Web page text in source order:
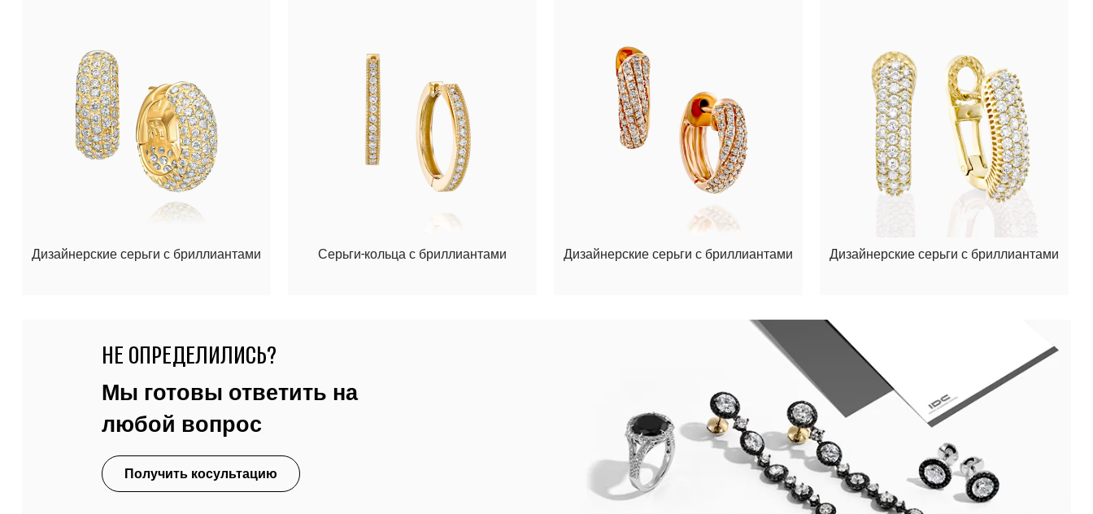
Дизайнерские серьги с бриллиантами Серьги-кольца с бриллиантами Дизайнерские серьги с бриллиантами Дизайнерские серьги с бриллиантами
НЕ ОПРЕДЕЛИЛИСЬ?
Мы готовы ответить на
любой вопрос
Получить косультацию